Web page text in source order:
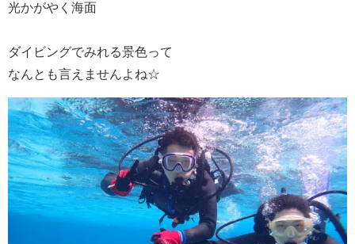
光かがやく海面
ダイビングでみれる景色って
なんとも言えませんよね☆